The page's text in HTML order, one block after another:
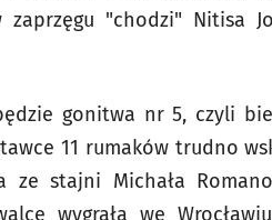
zaprzęgu "chodzi" Nitisa
gonitwa nr 5, czyli
11 rumaków trudno
stajni Michała
wygrała we